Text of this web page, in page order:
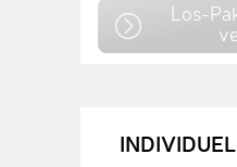
Los-